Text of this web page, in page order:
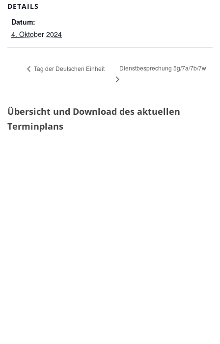
DETAILS
Datum:
4. Oktober 2024
Tag der Deutschen Einheit Dienstbesprechung 5g/7a/7b/7w
Übersicht und Download des aktuellen
Terminplans